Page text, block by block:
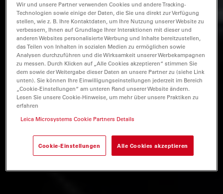
Wir und unsere Partner verwenden Cookies und andere Tracking-
Technologien sowie einige der Daten, die Sie uns direkt zur Verfügung
stellen, wie z. B. Ihre Kontaktdaten, um Ihre Nutzung unserer Website zu
verbessern, Ihnen auf Grundlage Ihrer Interaktionen mit dieser und
anderen Websites personalisierte Werbung und Inhalte bereitzustellen,
das Teilen von Inhalten in sozialen Medien zu ermöglichen sowie
Analysen durchzuführen und die Wirksamkeit unserer Werbekampagnen
zu messen. Durch Klicken auf „Alle Cookies akzeptieren“ stimmen Sie
dem sowie der Weitergabe dieser Daten an unsere Partner zu (siehe Link
unten). Sie können Ihre Einwilligungseinstellungen jederzeit im Bereich
„Cookie-Einstellungen“ am unteren Rand unserer Website ändern.
Lesen Sie unsere Cookie-Hinweise, um mehr über unsere Praktiken zu
erfahren
Leica Microsystems Cookie Partners Details
Cookie-Einstellungen Alle Cookies akzeptieren